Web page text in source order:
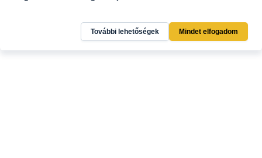
További lehetőségek Mindet elfogadom